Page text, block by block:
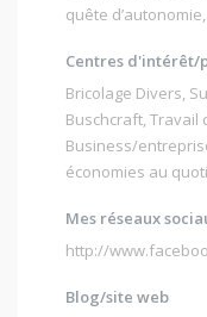
quête
Centres d'intérêt/
Bricolage Divers,
Buschcraft, Travail
Business/
économies au
Mes réseaux
http://
Blog/site web